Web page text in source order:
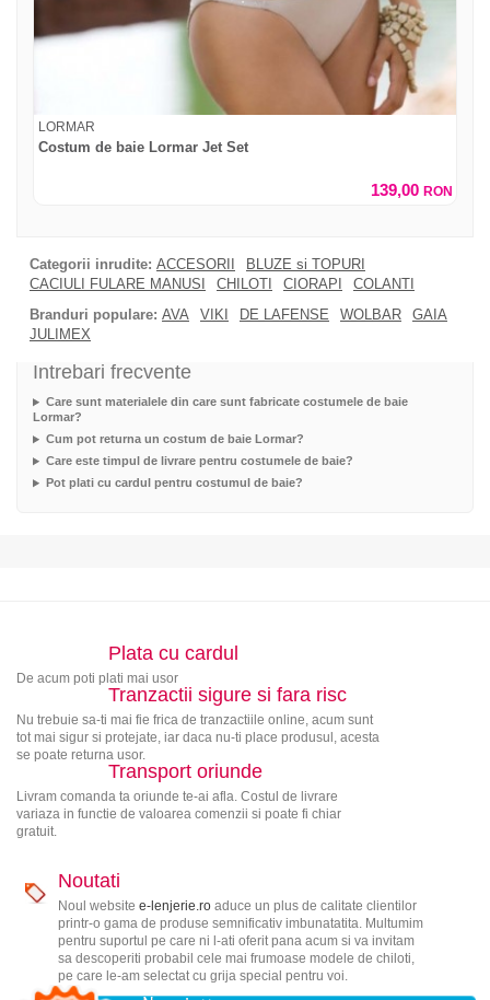
LORMAR
Costum de baie Lormar Jet Set
139,00 RON
Categorii inrudite: ACCESORII
BLUZE si TOPURI
CACIULI FULARE MANUSI
CHILOTI CIORAPI
COLANTI
Branduri populare: AVA VIKI DE LAFENSE WOLBAR
GAIA
JULIMEX
Intrebari frecvente
Care sunt materialele din care sunt fabricate costumele de baie
Lormar?
Cum pot returna un costum de baie Lormar?
Care este timpul de livrare pentru costumele de baie?
Pot plati cu cardul pentru costumul de baie?
Plata cu cardul
De acum poti plati mai usor
Tranzactii sigure si fara risc
Nu trebuie sa-ti mai fie frica de tranzactiile online, acum sunt
tot mai sigur si protejate, iar daca nu-ti place produsul, acesta
se poate returna usor.
Transport oriunde
Livram comanda ta oriunde te-ai afla. Costul de livrare
variaza in functie de valoarea comenzii si poate fi chiar
gratuit.
Noutati
Noul website e-lenjerie.roaduce un plus de calitate clientilor
printr-o gama de produse semnificativ imbunatatita. Multumim
pentru suportul pe care ni l-ati oferit pana acum si va invitam
sa descoperiti probabil cele mai frumoase modele de chiloti,
pe care le-am selectat cu grija special pentru voi.